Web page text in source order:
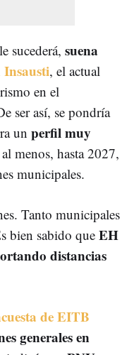
sucederá, suena
Insausti, el actual
en el
ser así, se pondría
un perfil muy
menos, hasta 2027,
municipales.
Tanto municipales
bien sabido que EH
distancias
de EITB
generales en